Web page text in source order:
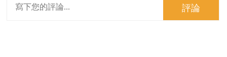
評論